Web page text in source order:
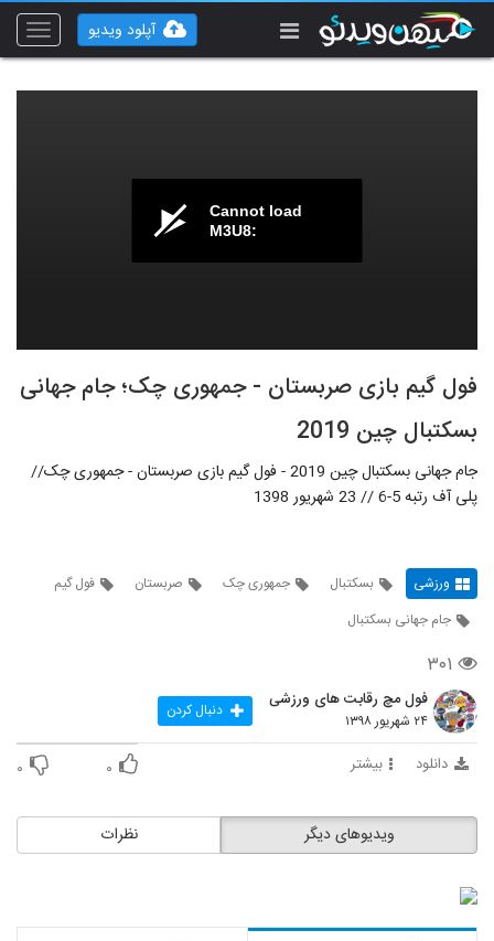
Toggle
آپلود ویدیو
Cannot load
M3U8:
فول گیم بازی صربستان - جمهوری چک؛ جام جهانی
بسکتبال چین 2019
جام جهانی بسکتبال چین 2019 - فول گیم بازی صربستان - جمهوری چک//
پلی آف رتبه 5-6 // 23 شهریور 1398
ورزشی بسکتبال جمهوری چک صربستان
فول گیم
جام جهانی بسکتبال
۳۰۱
فول مچ رقابت های ورزشی
۲۴ شهریور ۱۳۹۸ دنبال کردن
دانلود بیشتر ۰ ۰
نظرات ویدیوهای دیگر